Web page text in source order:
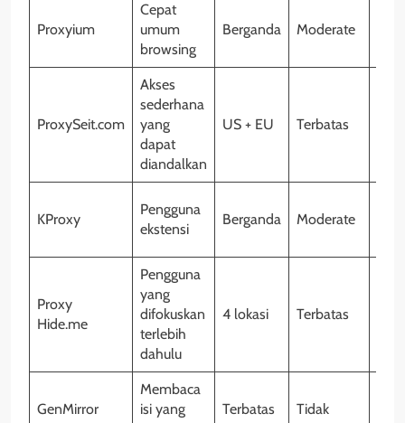
Proxyium
Cepat
umum
browsing
Berganda Moderate
ProxySeit.com
Akses
sederhana
yang
dapat
diandalkan
US + EU Terbatas
KProxy
Pengguna
ekstensi
Berganda Moderate
Proxy
Hide.me
Pengguna
yang
difokuskan
terlebih
dahulu
4 lokasi Terbatas
GenMirror
Membaca
isi yang
Terbatas Tidak